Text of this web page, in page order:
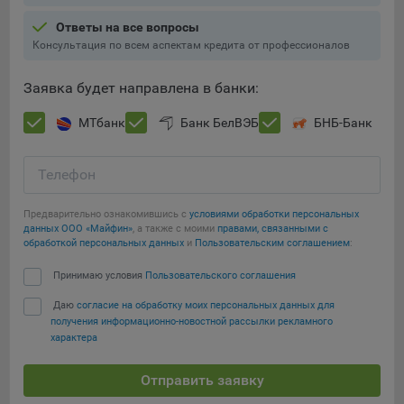
пользователей с сайтом.
контента. Данные файлы cookie собирают информацию о
позволяют Обществу «запомнить» информацию о
настраивать сайт.
9.4. Аналитические файлы cookie, например
Яндекс.Метрика, Google Analytics. Данные файлы cookie
собирают информацию о том, как пользователь
использовал сайты, и позволяют Обществу вносить в них
улучшения.
Аналитические файлы cookie показывают, какие страницы
сайта Общества посещаются чаще всего, помогают
сайта, а также позволяют оценить эффективность
рекламы. Благодаря этому у Общества есть возможность
Сохранить мои изменения
Сохранить по умолчанию
Ответы на все вопросы
Консультация по всем аспектам кредита от профессионалов
Заявка будет направлена в банки:
МТбанк Банк БелВЭБ БНБ-Банк
Телефон
Предварительно ознакомившись с условиями обработки персональных
данных ООО «Майфин», а также с моими правами, связанными с
обработкой персональных данных и Пользовательским соглашением:
Принимаю условия Пользовательского соглашения
Даю согласие на обработку моих персональных данных для
получения информационно-новостной рассылки рекламного
характера
Отправить заявку